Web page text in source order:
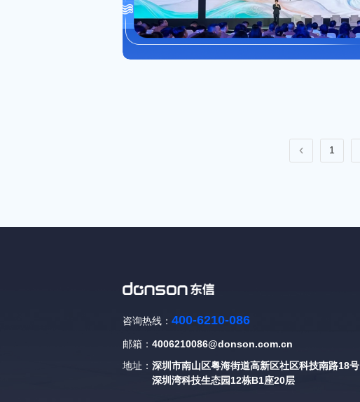
1
咨询热线： 400-6210-086
邮箱： 4006210086@donson.com.cn
地址： 深圳市南山区粤海街道高新区社区科技南路18号
深圳湾科技生态园12栋B1座20层